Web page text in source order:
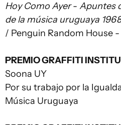
Hoy Como Ayer- Apuntes
de la música uruguaya
/ Penguin Random House -
PREMIO GRAFFITI
Soona UY
Por su trabajo por la
Música Uruguaya